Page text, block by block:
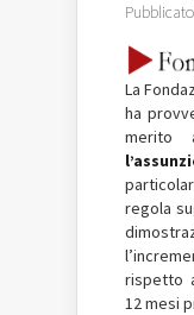
La
ha
merito
regola
rispetto
12 mesi